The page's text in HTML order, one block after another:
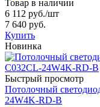
Товар в наличии
6 112 руб./шт
7 640 руб.
Купить
Новинка
Быстрый просмотр
Потолочный
24W4K-RD-B